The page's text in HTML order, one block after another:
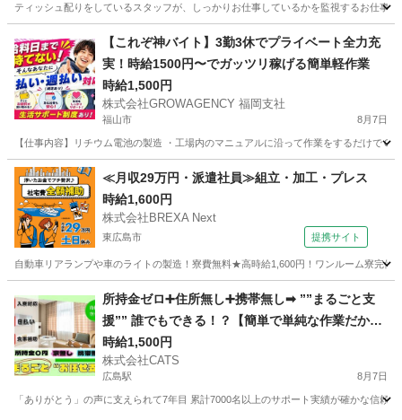
ティッシュ配りをしているスタッフが、しっかりお仕事しているかを監視するお仕事
その他 レア
【これぞ神バイト】3勤3休でプライベート全力充
実！時給1500円〜でガッツリ稼げる簡単軽作業
時給1,500円
株式会社GROWAGENCY 福岡支社
福山市 8月7日
【仕事内容】リチウム電池の製造 ・工場内のマニュアルに沿って作業をするだけで
広島 福山市 工場 ピンチ
≪月収29万円・派遣社員≫組立・加工・プレス
時給1,600円
株式会社BREXA Next
東広島市 提携サイト
自動車リアランプや車のライトの製造！寮費無料★高時給1,600円！ワンルーム寮完
その他
所持金ゼロ➕住所無し➕携帯無し➡︎ ””まるごと支
援”” 誰でもできる！？【簡単で単純な作業だから
安心！】-広島
時給1,500円
株式会社CATS
広島駅 8月7日
「ありがとう」の声に支えられて7年目 累計7000名以上のサポート実績が確かな信